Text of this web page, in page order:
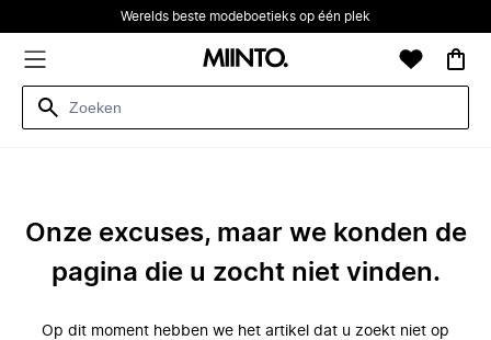
Werelds beste modeboetieks op één plek
Onze excuses, maar we konden de
pagina die u zocht niet vinden.
Op dit moment hebben we het artikel dat u zoekt niet op